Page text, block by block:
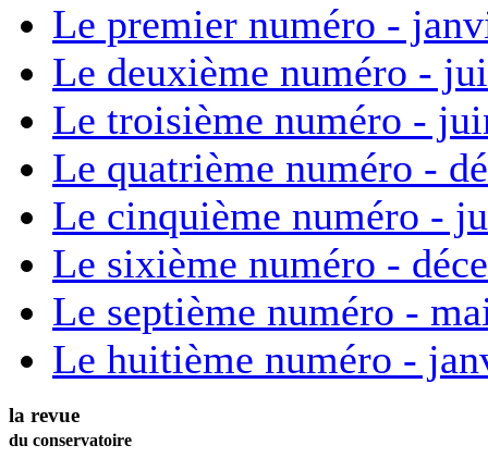
Le premier numéro -
Le deuxième numéro -
Le troisième numéro -
Le quatrième numéro -
Le cinquième numéro -
Le sixième numéro -
Le septième numéro -
Le huitième numéro -
la revue
du conservatoire